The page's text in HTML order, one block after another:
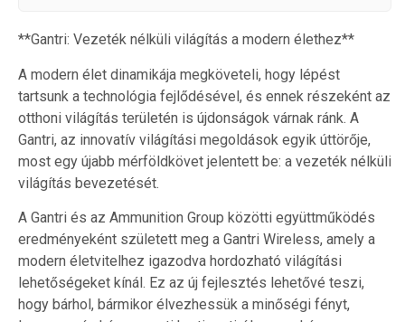
**Gantri: Vezeték nélküli világítás a modern élethez**
A modern élet dinamikája megköveteli, hogy lépést
tartsunk a technológia fejlődésével, és ennek részeként az
otthoni világítás területén is újdonságok várnak ránk. A
Gantri, az innovatív világítási megoldások egyik úttörője,
most egy újabb mérföldkövet jelentett be: a vezeték nélküli
világítás bevezetését.
A Gantri és az Ammunition Group közötti együttműködés
eredményeként született meg a Gantri Wireless, amely a
modern életvitelhez igazodva hordozható világítási
lehetőségeket kínál. Ez az új fejlesztés lehetővé teszi,
hogy bárhol, bármikor élvezhessük a minőségi fényt,